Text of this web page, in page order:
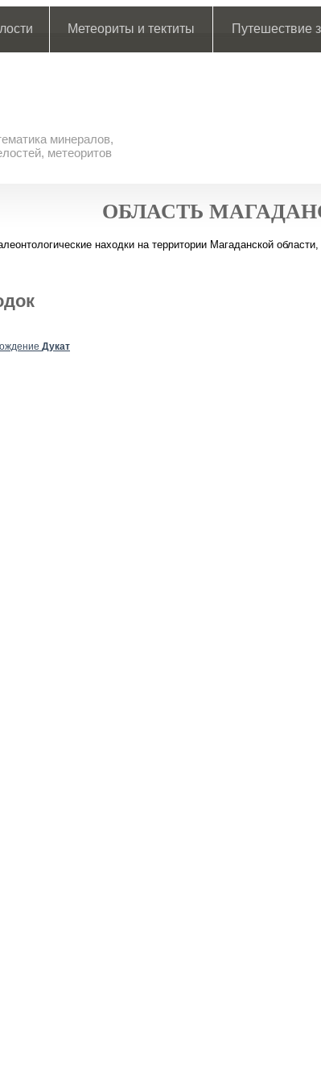
Метеориты и тектиты Путешествие
минералов,
метеоритов
ОБЛАСТЬ
находки на территории Магаданской
Дукат